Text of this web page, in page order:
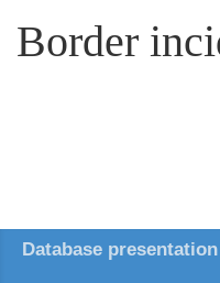
Border
Database presentation